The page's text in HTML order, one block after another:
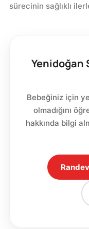
sürecinin sağlıklı
Yenidoğan
Bebeğiniz için
olmadığını
hakkında bilgi